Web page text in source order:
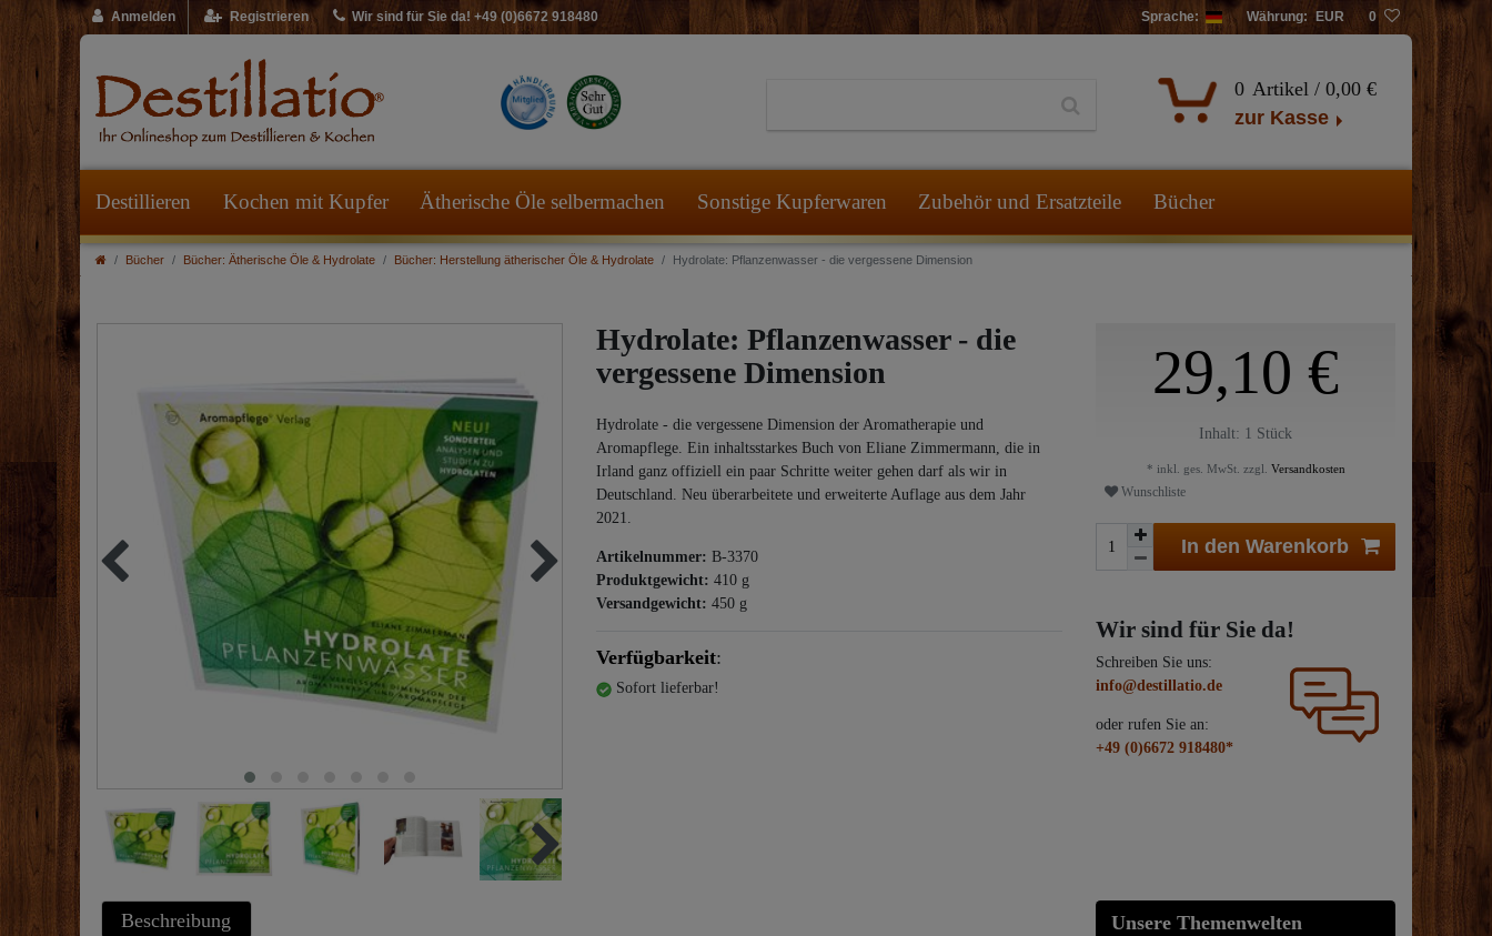
Anmelden Registrieren Wir sind für Sie da! +49 (0)6672 918480 Sprache: Währung: EUR 0
0 Artikel / 0,00 €
zur Kasse
Destillieren Kochen mit Kupfer Ätherische Öle selbermachen Sonstige Kupferwaren Zubehör und Ersatzteile Bücher
Bücher Bücher: Ätherische Öle & Hydrolate Bücher: Herstellung ätherischer Öle & Hydrolate Hydrolate: Pflanzenwasser - die vergessene Dimension
Hydrolate: Pflanzenwasser - die
vergessene Dimension
Hydrolate - die vergessene Dimension der Aromatherapie und
Aromapflege. Ein inhaltsstarkes Buch von Eliane Zimmermann, die in
Irland ganz offiziell ein paar Schritte weiter gehen darf als wir in
Deutschland. Neu überarbeitete und erweiterte Auflage aus dem Jahr
2021.
Artikelnummer: B-3370
Produktgewicht: 410 g
Versandgewicht: 450 g
Verfügbarkeit:
Sofort lieferbar!
29,10 €
Inhalt: 1 Stück
* inkl. ges. MwSt. zzgl. Versandkosten
Wunschliste
In den Warenkorb
Wir sind für Sie da!
Schreiben Sie uns:
info@destillatio.de
oder rufen Sie an:
+49 (0)6672 918480*
Beschreibung Unsere Themenwelten